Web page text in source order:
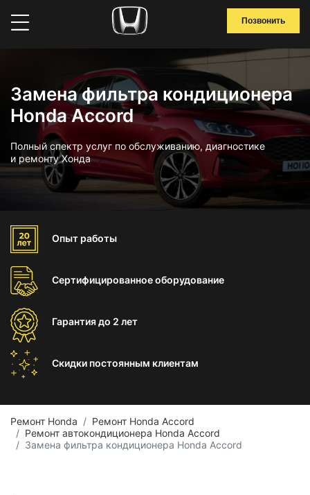
Позвонить
Замена фильтра кондиционера
Honda Accord
Полный спектр услуг по обслуживанию, диагностике
и ремонту Хонда
Опыт работы
Сертифицированноеоборудование
Гарантиядо 2 лет
Скидки постоянным клиентам
Ремонт Honda
Ремонт Honda Accord
Ремонт автокондиционера Honda Accord
Замена фильтра кондиционера Honda Accord